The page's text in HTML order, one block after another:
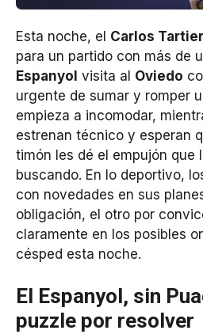
Esta noche, el Carlos
para un partido con más de
Espanyol visita al Oviedo
urgente de sumar y romper
empieza a incomodar,
estrenan técnico y esperan
timón les dé el empujón que
buscando. En lo deportivo,
con novedades en sus
obligación, el otro por
claramente en los posibles
césped esta noche.
El Espanyol, sin
puzzle por resolver